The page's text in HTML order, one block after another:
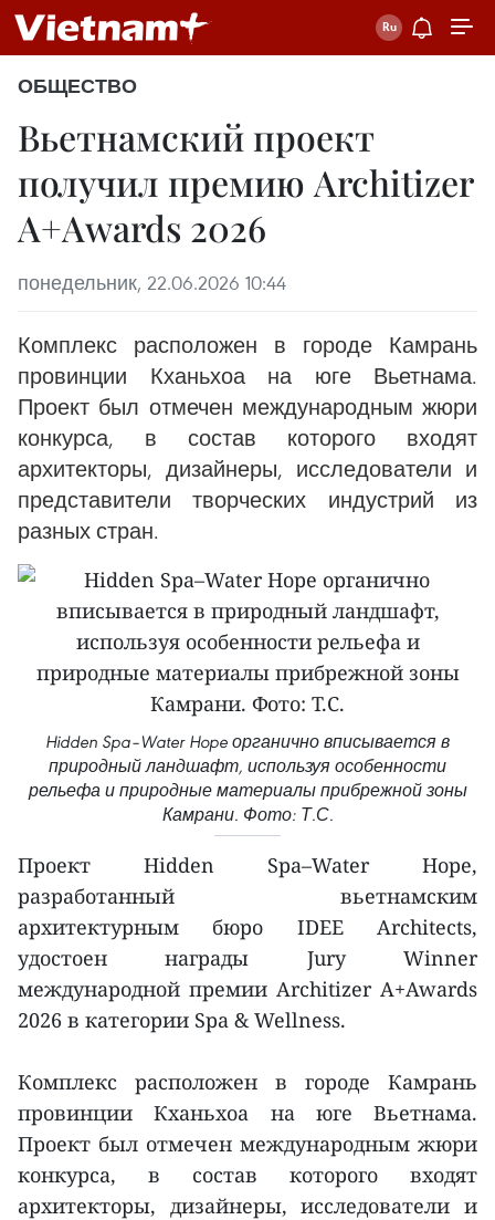
ОБЩЕСТВО
Вьетнамский проект
получил премию Architizer
A+Awards 2026
понедельник, 22.06.2026 10:44
Комплекс расположен в городе Камрань
провинции Кханьхоа на юге Вьетнама.
Проект был отмечен международным жюри
конкурса, в состав которого входят
архитекторы, дизайнеры, исследователи и
представители творческих индустрий из
разных стран.
Hidden Spa–Water Hope органично вписывается в
природный ландшафт, используя особенности
рельефа и природные материалы прибрежной зоны
Камрани. Фото: Т.С.
Проект Hidden Spa–Water Hope,
разработанный вьетнамским
архитектурным бюро IDEE Architects,
удостоен награды Jury Winner
международной премии Architizer A+Awards
2026 в категории Spa & Wellness.
Комплекс расположен в городе Камрань
провинции Кханьхоа на юге Вьетнама.
Проект был отмечен международным жюри
конкурса, в состав которого входят
архитекторы, дизайнеры, исследователи и